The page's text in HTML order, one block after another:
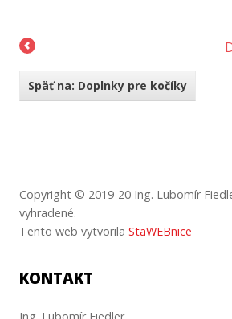
Späť na: Doplnky pre kočíky
Copyright © 2019-20 Ing. Lubomír
vyhradené.
Tento web vytvorila StaWEBnice
KONTAKT
Ing. Lubomír Fiedler